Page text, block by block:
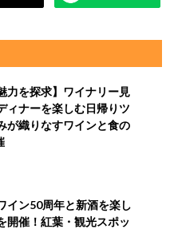
力を探求】ワイナリー見
ィナーを楽しむ日帰りツ
が織りなすワインと食の
イン50周年と新酒を楽し
開催！紅葉・観光スポッ